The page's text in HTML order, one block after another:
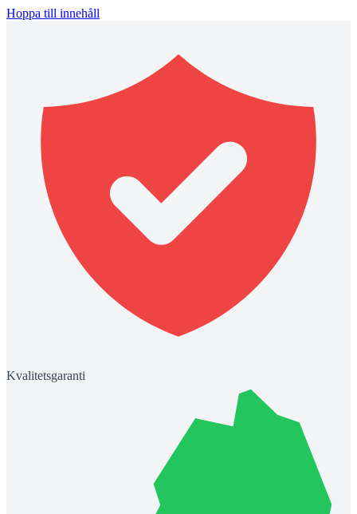
Hoppa till innehåll
Kvalitetsgaranti